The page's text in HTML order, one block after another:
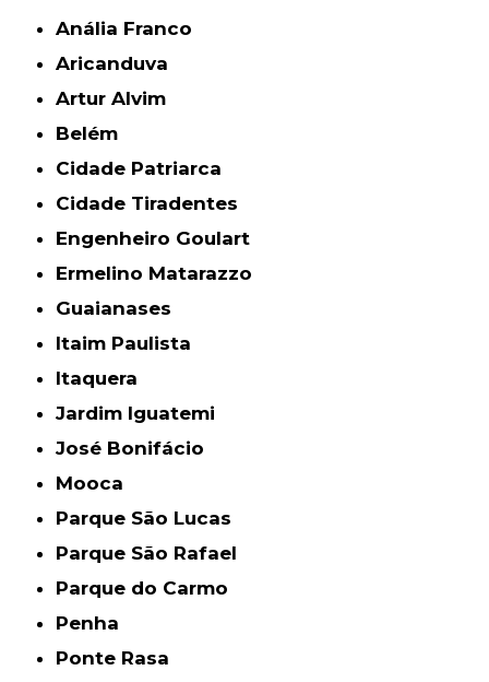
Anália Franco
Aricanduva
Artur Alvim
Belém
Cidade Patriarca
Cidade Tiradentes
Engenheiro Goulart
Ermelino Matarazzo
Guaianases
Itaim Paulista
Itaquera
Jardim Iguatemi
José Bonifácio
Mooca
Parque São Lucas
Parque São Rafael
Parque do Carmo
Penha
Ponte Rasa